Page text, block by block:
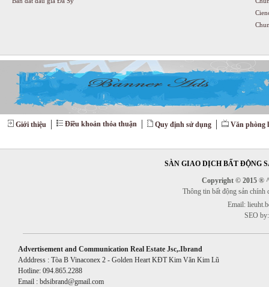
Giới thiệu Điều khoản thỏa thuận Quy định sử dụng Văn phòng
SÀN GIAO DỊCH BẤT ĐỘNG
Copyright © 2015 ®
Thông tin bất động sản
Email:
SEO
Advertisement and Communication Real Estate Jsc,.Ibrand
Adddress : Tòa B Vinaconex 2 - Golden Heart KĐT Kim Văn Kim Lũ
Hotline: 094.865.2288
Email : bdsibrand@gmail.com